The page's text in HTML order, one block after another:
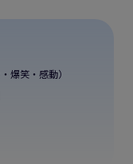
爆笑・感動）